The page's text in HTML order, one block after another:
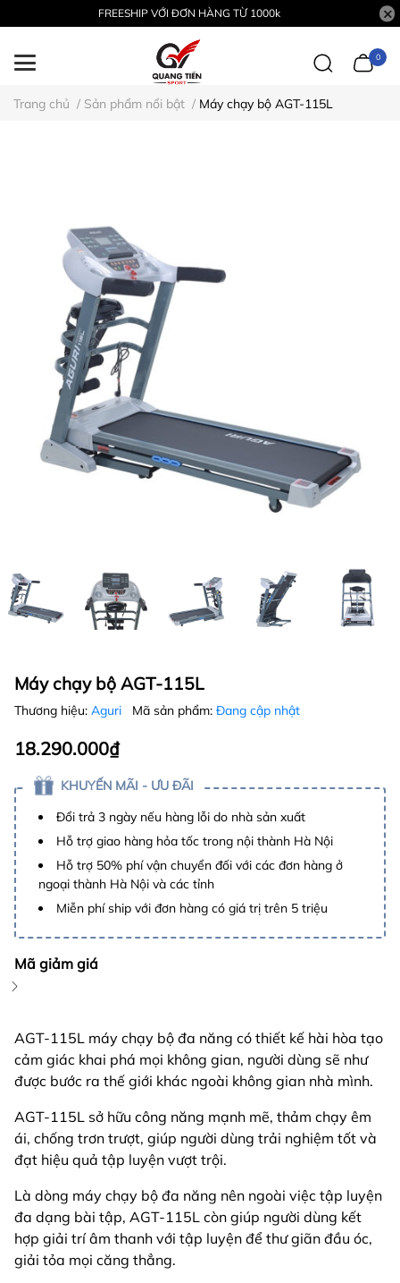
FREESHIP VỚI ĐƠN HÀNG TỪ 1000k
0
Trang chủ / Sản phẩm nổi bật / Máy chạy bộ AGT-115L
Máy chạy bộ AGT-115L
Thương hiệu: Aguri Mã sản phẩm: Đang cập nhật
18.290.000₫
KHUYẾN MÃI - ƯU ĐÃI
Đổi trả 3 ngày nếu hàng lỗi do nhà sản xuất
Hỗ trợ giao hàng hỏa tốc trong nội thành Hà Nội
Hỗ trợ 50% phí vận chuyển đối với các đơn hàng ở
ngoại thành Hà Nội và các tỉnh
Miễn phí ship với đơn hàng có giá trị trên 5 triệu
Mã giảm giá
AGT-115L máy chạy bộ đa năng có thiết kế hài hòa tạo
cảm giác khai phá mọi không gian, người dùng sẽ như
được bước ra thế giới khác ngoài không gian nhà mình.
AGT-115L sở hữu công năng mạnh mẽ, thảm chạy êm
ái, chống trơn trượt, giúp người dùng trải nghiệm tốt và
đạt hiệu quả tập luyện vượt trội.
Là dòng máy chạy bộ đa năng nên ngoài việc tập luyện
đa dạng bài tập, AGT-115L còn giúp người dùng kết
hợp giải trí âm thanh với tập luyện để thư giãn đầu óc,
giải tỏa mọi căng thẳng.